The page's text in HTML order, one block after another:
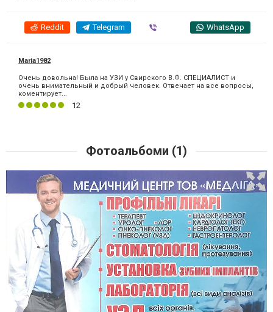
Reddit Telegram WhatsApp
Maria1982
Очень довольна! Была на УЗИ у Свирского В.Ф. СПЕЦИАЛИСТ и
очень внимательный и добрый человек. Отвечает на все вопросы,
коментирует...
12
Фотоальбоми (1)